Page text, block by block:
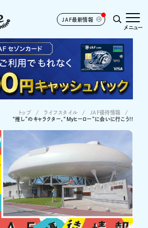
JAF最新情報
メニュー
トップ ライフスタイル
JAF優待情報
“推し”のキャラクター、“Myヒーロー”に会いに行こう!!